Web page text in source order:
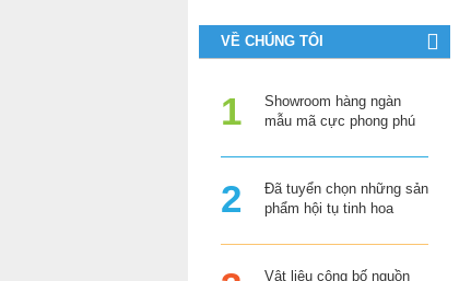
VỀ CHÚNG TÔI
Showroom hàng ngàn
mẫu mã cực phong phú
Đã tuyển chọn những sản
phẩm hội tụ tinh hoa
Vật liệu công bố nguồn